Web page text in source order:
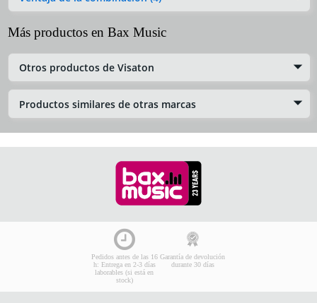
Más productos en Bax Music
Otros productos de Visaton
Productos similares de otras marcas
Pedidos antes de las 16
h: Entrega en 2-3 días
laborables (si está en
stock)
Garantía de devolución
durante 30 días